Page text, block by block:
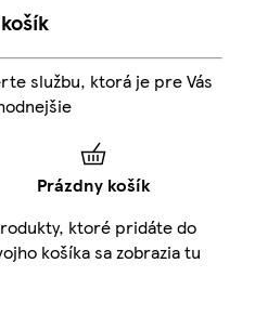
službu, ktorá je pre Vás
Prázdny košík
ktoré pridáte do
košíka sa zobrazia tu